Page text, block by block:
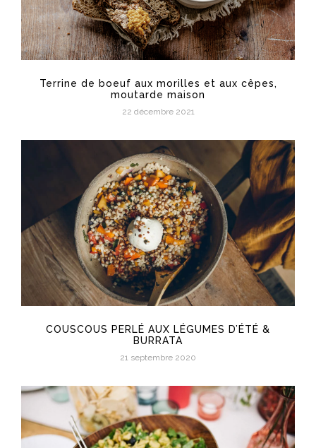
Terrine de boeuf aux morilles et aux cêpes,
moutarde maison
22 décembre 2021
COUSCOUS PERLÉ AUX LÉGUMES D’ÉTÉ &
BURRATA
21 septembre 2020